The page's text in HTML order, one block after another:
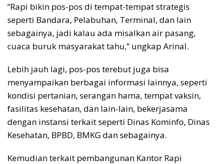
“Rapi bikin pos-pos di tempat-tempat strategis
seperti Bandara, Pelabuhan, Terminal, dan lain
sebagainya, jadi kalau ada misalkan air pasang,
cuaca buruk masyarakat tahu,” ungkap Arinal.
Lebih jauh lagi, pos-pos terebut juga bisa
menyampaikan berbagai informasi lainnya, seperti
kondisi pertanian, serangan hama, tempat vaksin,
fasilitas kesehatan, dan lain-lain, bekerjasama
dengan instansi terkait seperti Dinas Kominfo, Dinas
Kesehatan, BPBD, BMKG dan sebagainya.
Kemudian terkait pembangunan Kantor Rapi